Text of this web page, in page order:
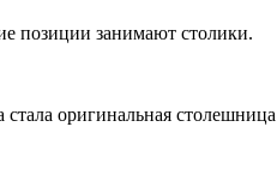
позиции занимают столики.
оригинальная